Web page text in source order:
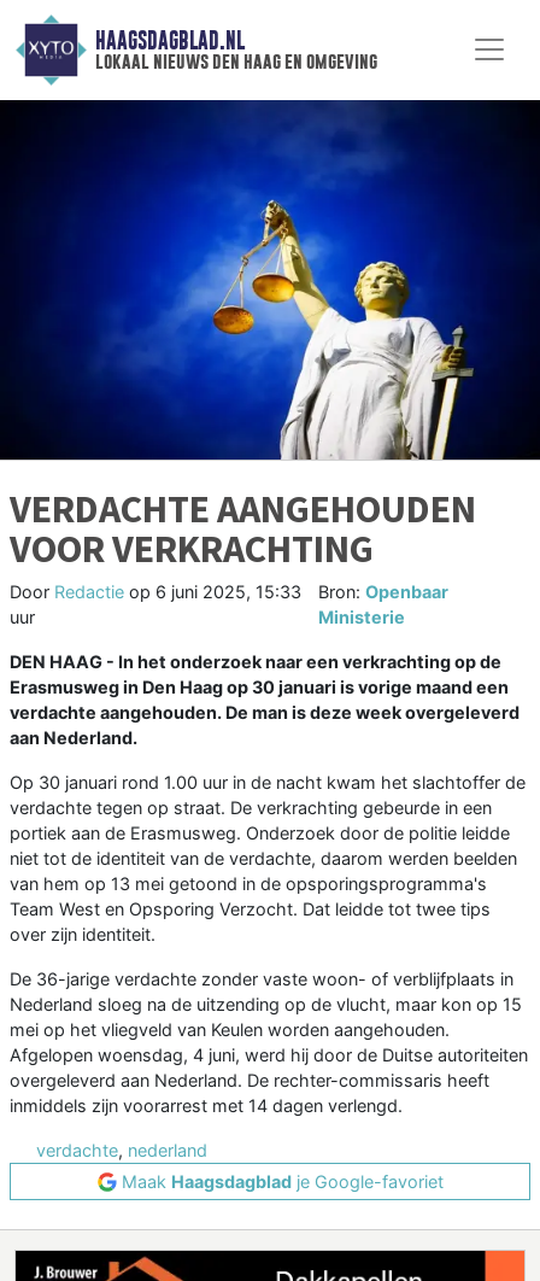
HAAGSDAGBLAD.NL
lokaal nieuws den haag en omgeving
VERDACHTE AANGEHOUDEN
VOOR VERKRACHTING
Door Redactie op 6 juni 2025, 15:33
uur
Bron:Openbaar
Ministerie
DEN HAAG - In het onderzoek naar een verkrachting op de
Erasmusweg in Den Haag op 30 januari is vorige maand een
verdachte aangehouden. De man is deze week overgeleverd
aan Nederland.
Op 30 januari rond 1.00 uur in de nacht kwam het slachtoffer de
verdachte tegen op straat. De verkrachting gebeurde in een
portiek aan de Erasmusweg. Onderzoek door de politie leidde
niet tot de identiteit van de verdachte, daarom werden beelden
van hem op 13 mei getoond in de opsporingsprogramma's
Team West en Opsporing Verzocht. Dat leidde tot twee tips
over zijn identiteit.
De 36-jarige verdachte zonder vaste woon- of verblijfplaats in
Nederland sloeg na de uitzending op de vlucht, maar kon op 15
mei op het vliegveld van Keulen worden aangehouden.
Afgelopen woensdag, 4 juni, werd hij door de Duitse autoriteiten
overgeleverd aan Nederland. De rechter-commissaris heeft
inmiddels zijn voorarrest met 14 dagen verlengd.
verdachte, nederland
Maak Haagsdagbladje Google-favoriet